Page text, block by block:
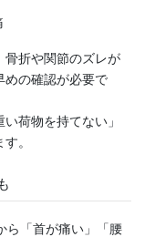
骨折や関節のズレが
めの確認が必要で
荷物を持てない」
。
ら「首が痛い」「腰